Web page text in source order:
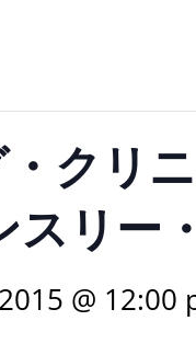
クリ
スリー
@ 12:00